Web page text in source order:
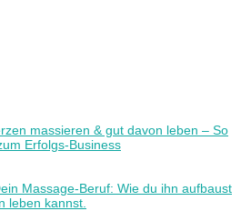
massieren & gut davon leben – So
Erfolgs-Business
Massage-Beruf: Wie du ihn aufbaust
leben kannst.